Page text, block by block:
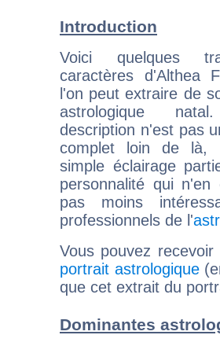
Introduction
Voici quelques
caractères d'Althea
l'on peut extraire de
astrologique
description n'est pas
complet loin de là,
simple éclairage
personnalité qui n'en
pas moins
professionnels de l'
Vous pouvez
portrait astrologique
que cet extrait du
Dominantes